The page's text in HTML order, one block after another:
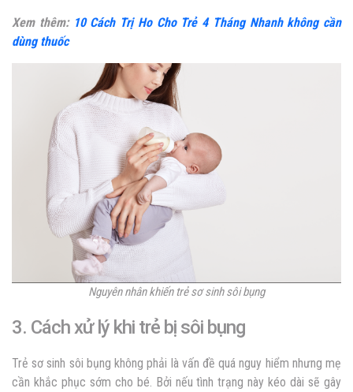
Xem thêm: 10 Cách Trị Ho Cho Trẻ 4 Tháng Nhanh không cần
dùng thuốc
Nguyên nhân khiến trẻ sơ sinh sôi bụng
3. Cách xử lý khi trẻ bị sôi bụng
Trẻ sơ sinh sôi bụng không phải là vấn đề quá nguy hiểm nhưng mẹ
cần khắc phục sớm cho bé. Bởi nếu tình trạng này kéo dài sẽ gây